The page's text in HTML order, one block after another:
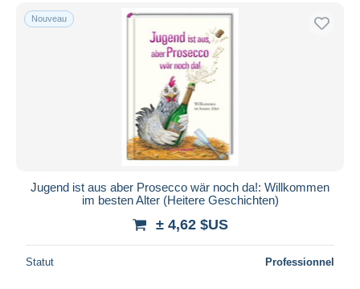
Nouveau
Jugend ist aus aber Prosecco wär noch da!: Willkommen
im besten Alter (Heitere Geschichten)
± 4,62 $US
Statut Professionnel